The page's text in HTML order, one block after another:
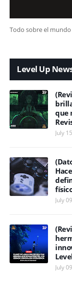
Todo sobre el
Level Up
que
July
July
July